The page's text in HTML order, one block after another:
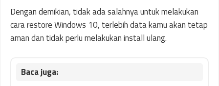
Dengan demikian, tidak ada salahnya untuk melakukan
cara restore Windows 10, terlebih data kamu akan tetap
aman dan tidak perlu melakukan install ulang.